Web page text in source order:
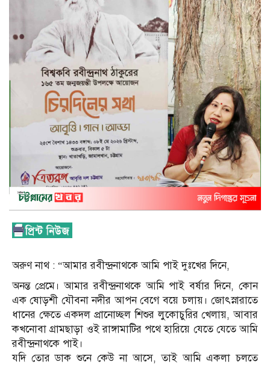
অরুণ নাথ : “আমার রবীন্দ্রনাথকে আমি পাই দুঃখের দিনে,
অনন্ত প্রেমে। আমার রবীন্দ্রনাথকে আমি পাই বর্ষার দিনে, কোন
এক ষোড়শী যৌবনা নদীর আপন বেগে বয়ে চলায়। জোৎস্নারাতে
ধানের ক্ষেতে একদল প্রানোচ্ছল শিশুর লুকোচুরির খেলায়, আবার
কখনোবা গ্রামছাড়া ওই রাঙ্গামাটির পথে হারিয়ে যেতে যেতে আমি
রবীন্দ্রনাথকে পাই।
যদি তোর ডাক শুনে কেউ না আসে, তাই আমি একলা চলতে